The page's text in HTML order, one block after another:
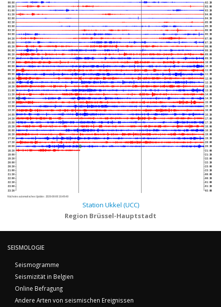
00:00
00:30
01:00
01:30
02:00
02:30
03:00
03:30
04:00
04:30
05:00
05:30
06:00
06:30
07:00
07:30
08:00
08:30
09:00
09:30
10:00
10:30
11:00
11:30
12:00
12:30
13:00
13:30
14:00
14:30
15:00
15:30
16:00
16:30
17:00
17:30
18:00
18:30
19:00
19:30
20:00
20:30
21:00
21:30
22:00
22:30
23:00
23:30
02:30
03:00
03:30
04:00
04:30
05:00
05:30
06:00
06:30
07:00
07:30
08:00
08:30
09:00
09:30
10:00
10:30
11:00
11:30
12:00
12:30
13:00
13:30
14:00
14:30
15:00
15:30
16:00
16:30
17:00
17:30
18:00
18:30
19:00
19:30
20:00
20:30
21:00
21:30
22:00
22:30
23:00
23:30
00:00
00:30
01:00
01:30
02:00
Nächstes automatisches Update : 2026-08-08 18:49:40
Station Ukkel (UCC)
Region Brüssel-Hauptstadt
SEISMOLOGIE
Seismogramme
Seismizität in Belgien
Online Befragung
Andere Arten von seismischen Ereignissen